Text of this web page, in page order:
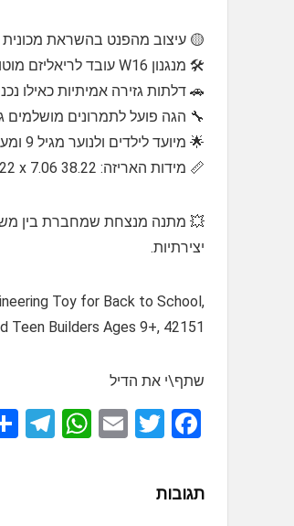
🟡 עיצוב מהפנט בהשראת מכונית
🛠️ מנגנון W16 עובד לריאליזם מוטורי מקצועי
🚗 דלתות גזירה אמיתיות כאילו
🔧 הגה פועל לתמרונים מושלמים
🌟 מיועד לילדים ולנוער מגיל 9 ומעלה מושלם גם לאספנים צעירים
📏 מידות האריזה: 38.22 x 26.22 x 7.06 ס"מ
💥 מתנה מנצחת שמחברת בין
יצירתיות.
Toy for Back to School,
Teen Builders Ages 9+, 42151
שתף\י את הדיל
F
ce
b
T
E
W
T
תגובות